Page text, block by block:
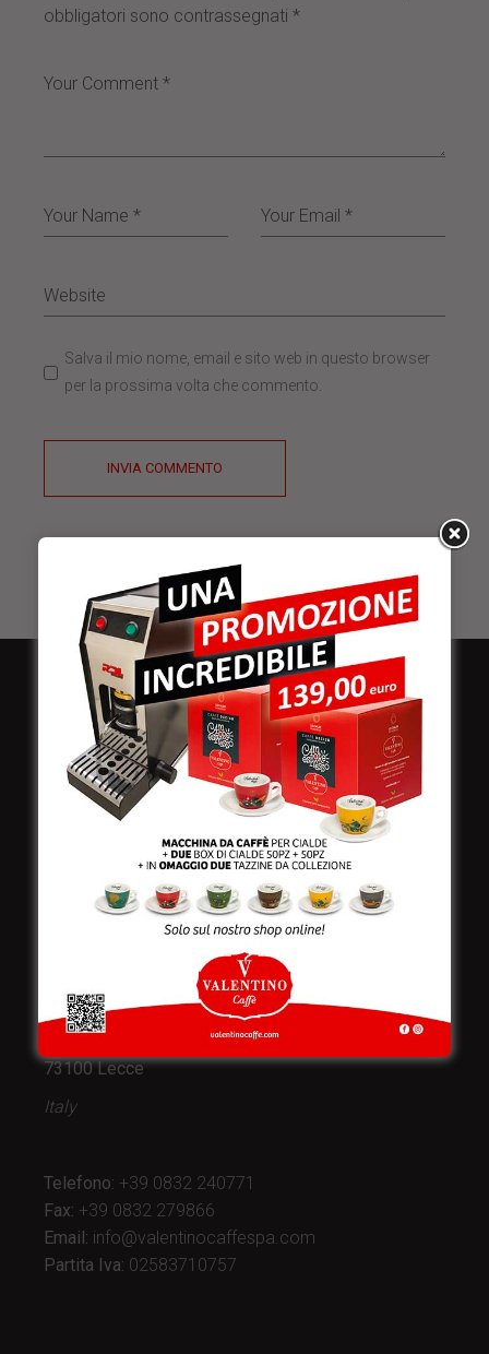
obbligatori sono contrassegnati*
Salva il mio nome, email e sito web in questo browser
per la prossima volta che commento.
INVIA COMMENTO
Valentino Caffè Spa
Viale Croazia 8 (Z.I.)
73100 Lecce
Italy
Telefono: +39 0832 240771
Fax: +39 0832 279866
Email: info@valentinocaffespa.com
Partita Iva: 02583710757